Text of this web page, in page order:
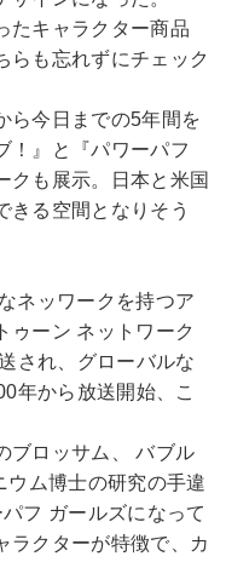
たキャラクター商品
らも忘れずにチェック
ら今日までの5年間を
！』と『パワーパフ
クも展示。日本と米国
きる空間となりそう
ネッワークを持つア
ゥーン ネットワーク
され、グローバルな
年から放送開始、こ
ブロッサム、 バブル
ウム博士の研究の手違
フ ガールズになって
ラクターが特徴で、カ